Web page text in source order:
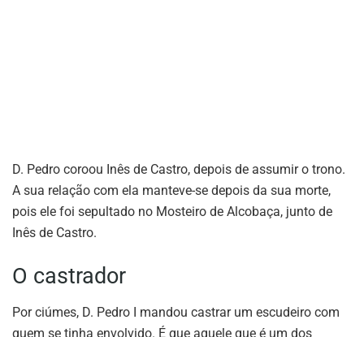
D. Pedro coroou Inês de Castro, depois de assumir o trono.
A sua relação com ela manteve-se depois da sua morte,
pois ele foi sepultado no Mosteiro de Alcobaça, junto de
Inês de Castro.
O castrador
Por ciúmes, D. Pedro I mandou castrar um escudeiro com
quem se tinha envolvido. É que aquele que é um dos